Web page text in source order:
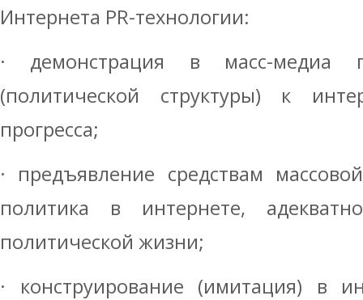
Интернета PR-технологии:
· демонстрация в масс-медиа
(политической структуры) к
прогресса;
· предъявление средствам
политика в интернете,
политической жизни;
· конструирование (имитация) в